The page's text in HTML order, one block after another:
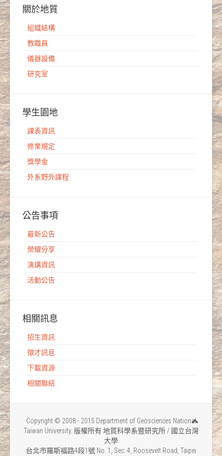
關於地質
組織結構
教職員
儀器設備
研究室
學生園地
課表資訊
修業規定
獎學金
外系野外課程
公告事項
最新公告
榮耀分享
演講資訊
活動公告
相關訊息
招生資訊
徵才訊息
下載資源
相關聯結
Copyright © 2008 - 2015 Department of Geosciences National
Taiwan University. 版權所有 地質科學系暨研究所 / 國立台灣
大學
台北市羅斯福路4段1號 No. 1, Sec. 4, Roosevelt Road, Taipei